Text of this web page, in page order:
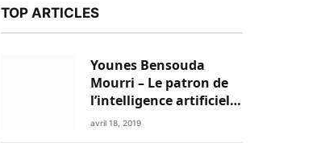
TOP ARTICLES
Younes Bensouda
Mourri – Le patron de
l’intelligence artificielle
est un Marocain
avril 18, 2019